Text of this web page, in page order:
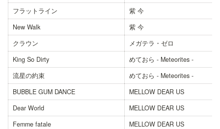
フラットライン
紫 今
New Walk
紫 今
クラウン
メガテラ・ゼロ
King So Dirty
めておら - Meteorites -
流星の約束
めておら - Meteorites -
BUBBLE GUM DANCE
MELLOW DEAR US
Dear World
MELLOW DEAR US
Femme fatale
MELLOW DEAR US